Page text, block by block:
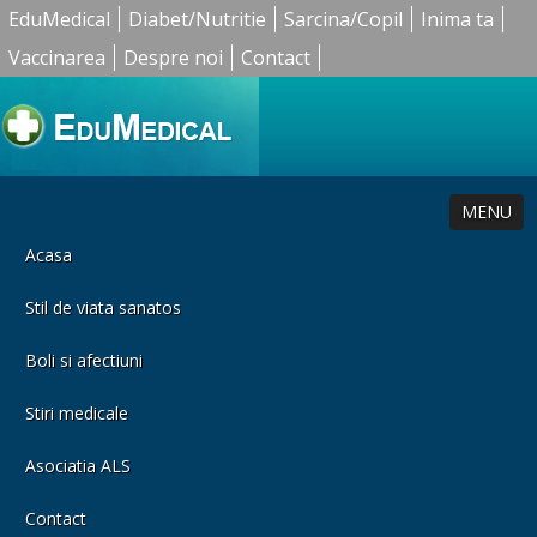
EduMedical Diabet/Nutritie Sarcina/Copil
Inima ta
Vaccinarea
Despre noi Contact
MENU
Acasa
Stil de viata sanatos
Boli si afectiuni
Stiri medicale
Asociatia ALS
Contact